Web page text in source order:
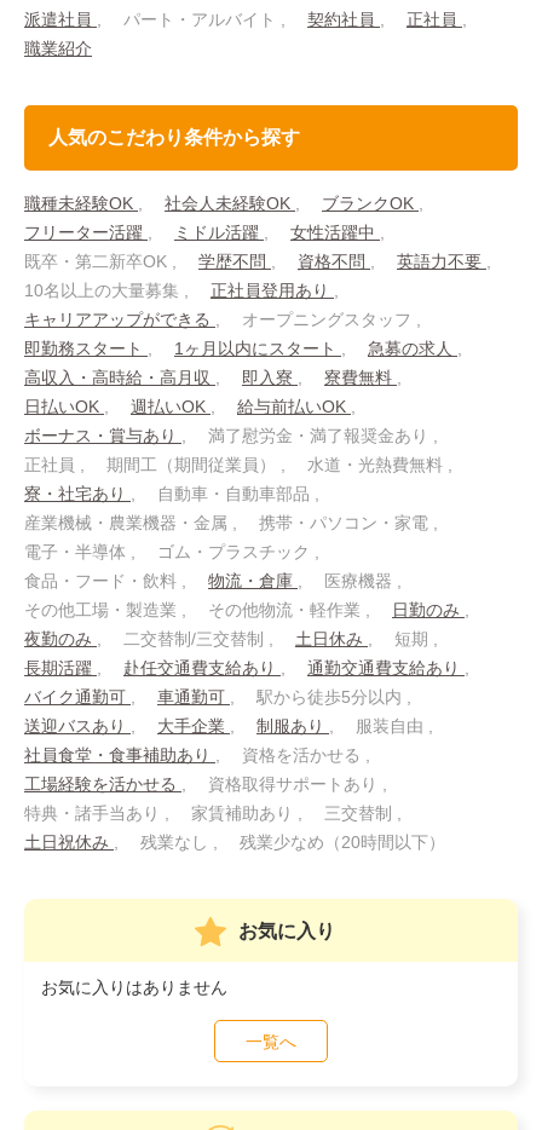
派遣社員 パート・アルバイト 契約社員
正社員
職業紹介
人気のこだわり条件から探す
職種未経験OK 社会人未経験OK
ブランクOK
フリーター活躍
ミドル活躍
女性活躍中
既卒・第二新卒OK
学歴不問 資格不問
英語力不要
10名以上の大量募集
正社員登用あり
キャリアアップができる
オープニングスタッフ
即勤務スタート
1ヶ月以内にスタート
急募の求人
高収入・高時給・高月収
即入寮
寮費無料
日払いOK
週払いOK
給与前払いOK
ボーナス・賞与あり
満了慰労金・満了報奨金あり
正社員
期間工（期間従業員）
水道・光熱費無料
寮・社宅あり
自動車・自動車部品
産業機械・農業機器・金属
携帯・パソコン・家電
電子・半導体
ゴム・プラスチック
食品・フード・飲料
物流・倉庫
医療機器
その他工場・製造業
その他物流・軽作業
日勤のみ
夜勤のみ
二交替制/三交替制 土日休み
短期
長期活躍
赴任交通費支給あり
通勤交通費支給あり
バイク通勤可
車通勤可
駅から徒歩5分以内
送迎バスあり
大手企業 制服あり
服装自由
社員食堂・食事補助あり
資格を活かせる
工場経験を活かせる
資格取得サポートあり
特典・諸手当あり
家賃補助あり
三交替制
土日祝休み
残業なし 残業少なめ（20時間以下）
お気に入り
お気に入りはありません
一覧へ